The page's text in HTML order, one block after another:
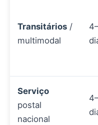
Transitários /
multimodal
Serviço
postal
nacional